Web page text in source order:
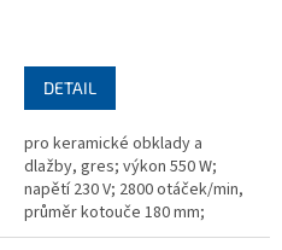
DETAIL
pro keramické obklady a
dlažby, gres; výkon 550 W;
napětí 230 V; 2800 otáček/min,
průměr kotouče 180 mm;
upínací otvor 25,4 mm; rozměr